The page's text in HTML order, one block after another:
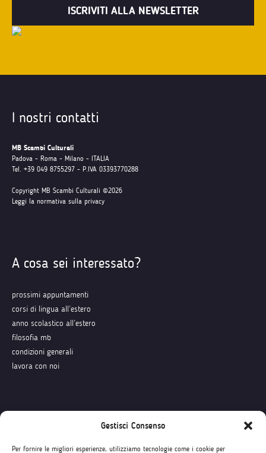
Gestisci Consenso
Per fornire le migliori esperienze, utilizziamo tecnologie come i cookie per
I nostri contatti
MB Scambi Culturali
Padova - Roma - Milano - ITALIA
Tel. +39 049 8755297 - P.IVA 03393770288
Copyright MB Scambi Culturali ©2026
Leggi la normativa sulla privacy
A cosa sei interessato?
prossimi appuntamenti
corsi di lingua all’estero
anno scolastico all’estero
filosofia mb
condizioni generali
lavora con noi